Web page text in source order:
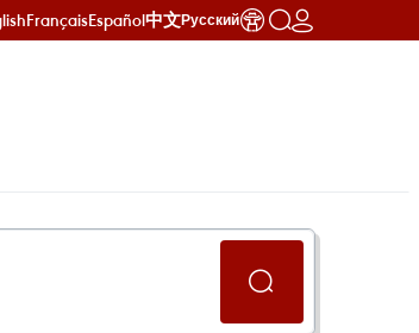
FrançaisEspañol中文Русский